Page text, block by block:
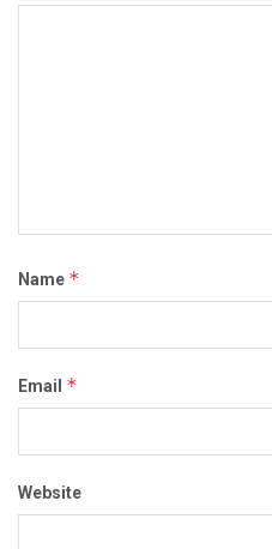
Name *
Email *
Website